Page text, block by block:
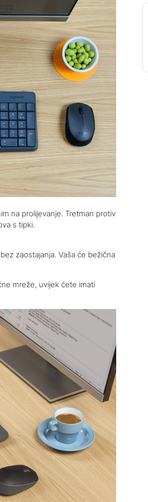
na prolijevanje. Tretman protiv
s tipki.
zaostajanja. Vaša će bežična
mreže, uvijek ćete imati